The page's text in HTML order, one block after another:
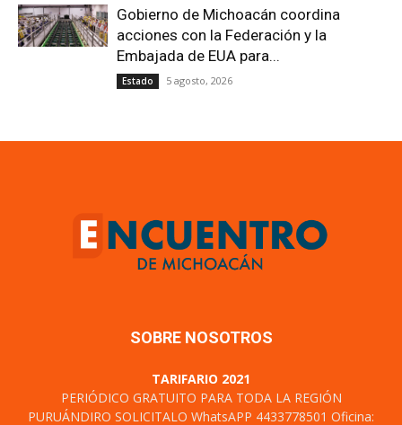
Gobierno de Michoacán coordina
acciones con la Federación y la
Embajada de EUA para...
Estado 5 agosto, 2026
SOBRE NOSOTROS
TARIFARIO 2021
PERIÓDICO GRATUITO PARA TODA LA REGIÓN
PURUÁNDIRO SOLICITALO WhatsAPP 4433778501 Oficina: